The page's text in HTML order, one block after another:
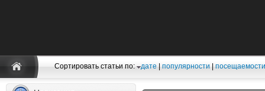
Сортировать статьи по: дате популярности посещаемости